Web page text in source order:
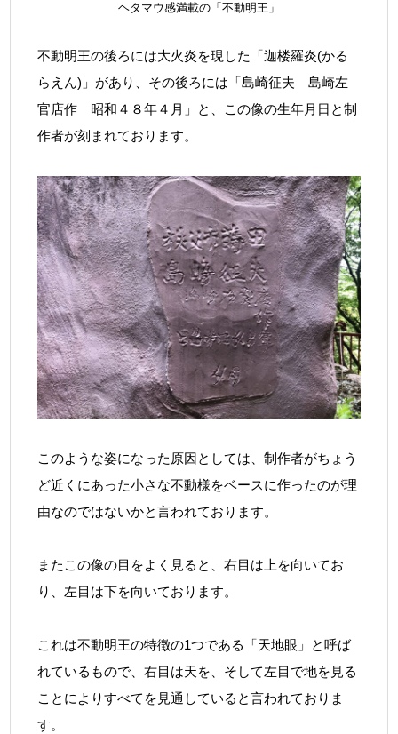
ヘタマウ感満載の「不動明王」
不動明王の後ろには大火炎を現した「迦楼羅炎(かる
らえん)」があり、その後ろには「島崎征夫 島崎左
官店作 昭和４８年４月」と、この像の生年月日と制
作者が刻まれております。
このような姿になった原因としては、制作者がちょう
ど近くにあった小さな不動様をベースに作ったのが理
由なのではないかと言われております。
またこの像の目をよく見ると、右目は上を向いてお
り、左目は下を向いております。
これは不動明王の特徴の1つである「天地眼」と呼ば
れているもので、右目は天を、そして左目で地を見る
ことによりすべてを見通していると言われておりま
す。